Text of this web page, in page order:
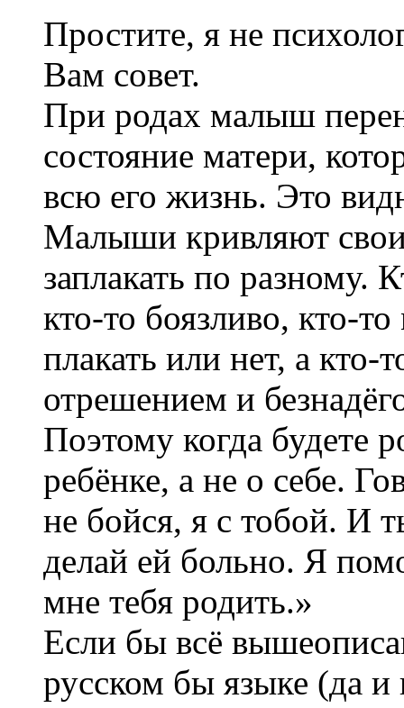
Простите, я не
Вам совет.
При родах малыш
состояние матери,
всю его жизнь. Это
Малыши кривляют
заплакать по разному.
кто-то боязливо, кто-
плакать или нет, а
отрешением и
Поэтому когда будете
ребёнке, а не о себе.
не бойся, я с тобой. И
делай ей больно. Я
мне тебя родить.»
Если бы всё
русском бы языке (да